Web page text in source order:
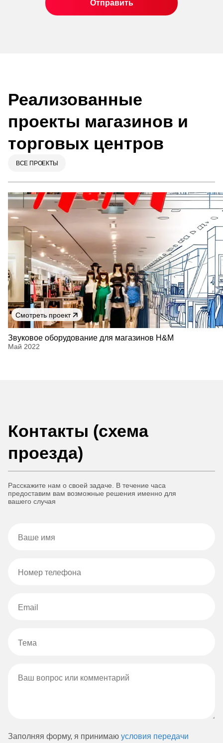
Реализованные
проекты магазинов и
торговых центров
ВСЕ ПРОЕКТЫ
Смотреть проект
Звуковое оборудование для магазинов H&M
Май 2022
Контакты (схема
проезда)
Расскажите нам о своей задаче. В течение часа
предоставим вам возможные решения именно для
вашего случая
Заполняя форму, я принимаю условия передачи